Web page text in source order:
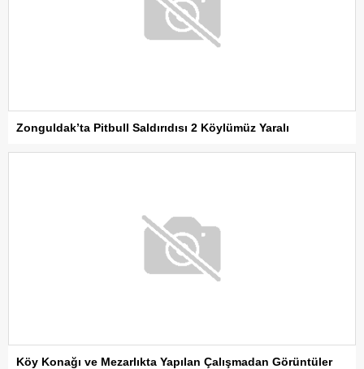
Zonguldak’ta Pitbull Saldırıdısı 2 Köylümüz Yaralı
Köy Konağı ve Mezarlıkta Yapılan Çalışmadan Görüntüler